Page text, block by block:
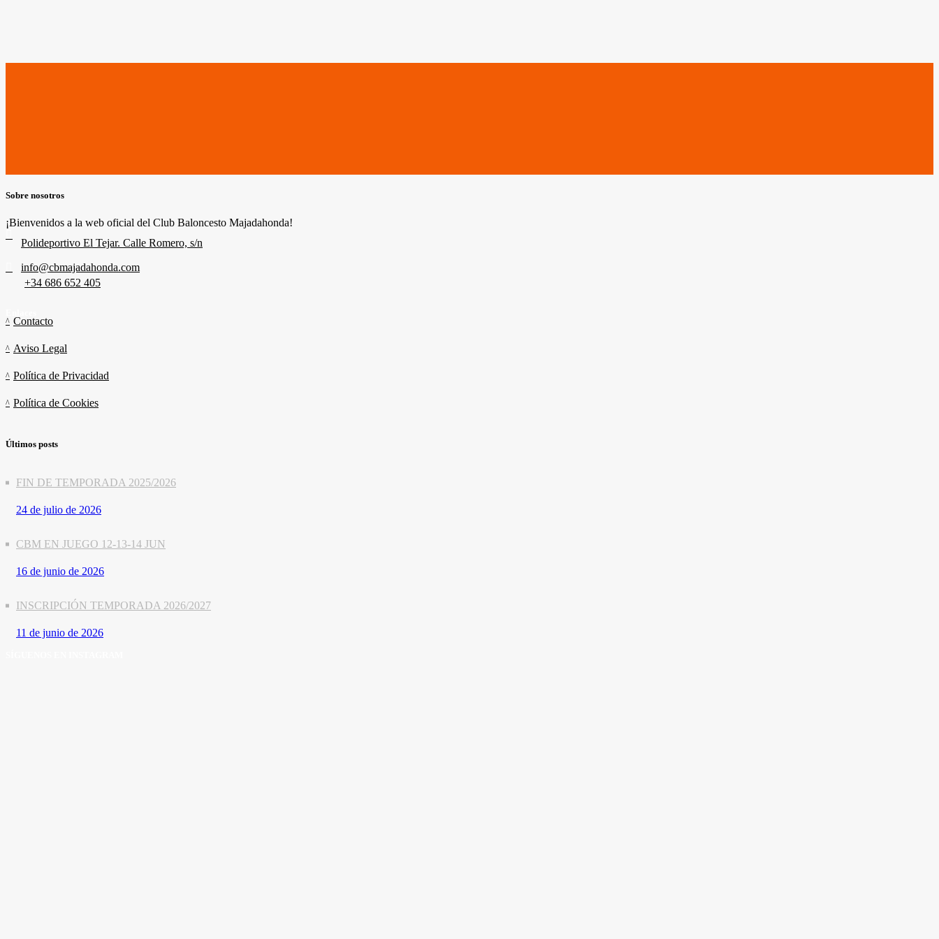
Sobre nosotros
¡Bienvenidos a la web oficial del Club Baloncesto Majadahonda!
Polideportivo El Tejar. Calle Romero, s/n
info@cbmajadahonda.com
+34 686 652 405
Contacto
Aviso Legal
Política de Privacidad
Política de Cookies
Últimos posts
FIN DE TEMPORADA 2025/2026
24 de julio de 2026
CBM EN JUEGO 12-13-14 JUN
16 de junio de 2026
INSCRIPCIÓN TEMPORADA 2026/2027
11 de junio de 2026